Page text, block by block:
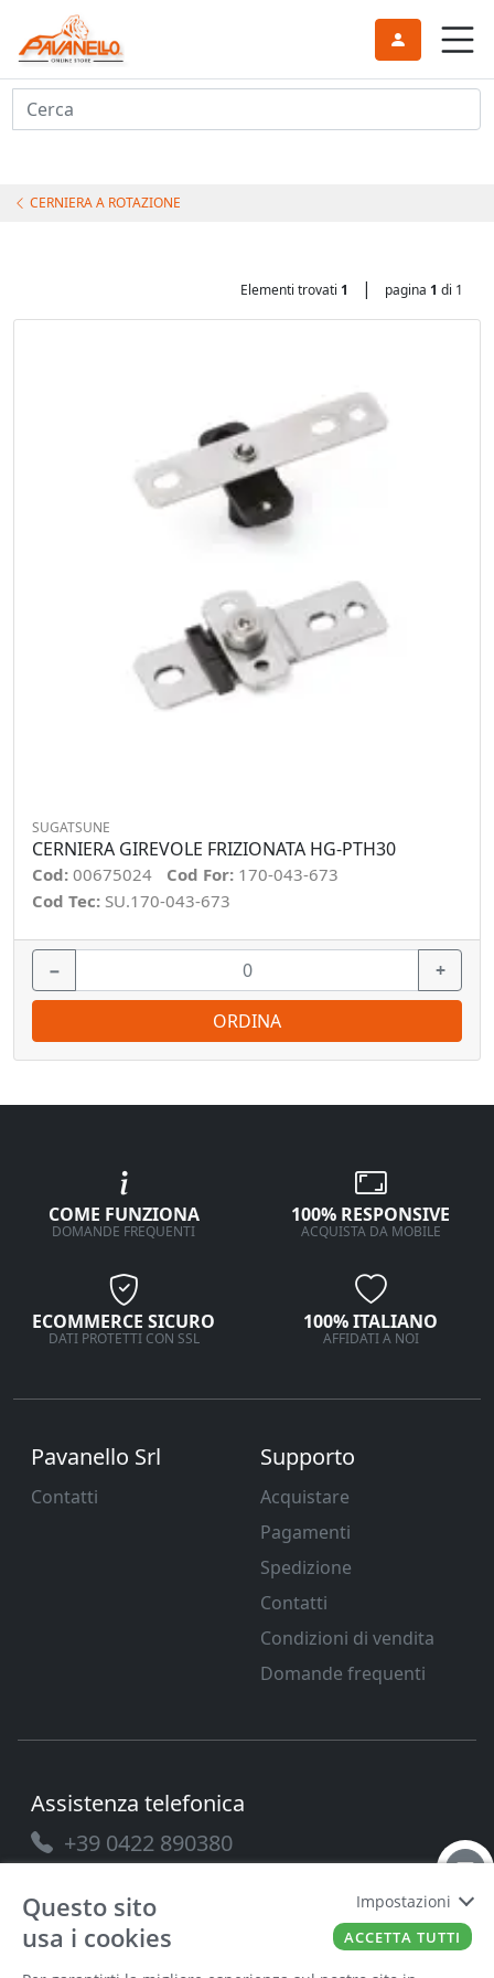
Cerca
CERNIERA A ROTAZIONE
Elementi trovati 1 | pagina 1 di 1
SUGATSUNE
CERNIERA GIREVOLE FRIZIONATA HG-PTH30
Cod: 00675024 Cod For: 170-043-673
Cod Tec: SU.170-043-673
− +
ORDINA
COME FUNZIONA
DOMANDE FREQUENTI
100% RESPONSIVE
ACQUISTA DA MOBILE
ECOMMERCE SICURO
DATI PROTETTI CON SSL
100% ITALIANO
AFFIDATI A NOI
Pavanello Srl
Contatti
Supporto
Acquistare
Pagamenti
Spedizione
Contatti
Condizioni di vendita
Domande frequenti
Assistenza telefonica
+39 0422 890380
Questo sito
usa i cookies
Impostazioni
ACCETTA TUTTI